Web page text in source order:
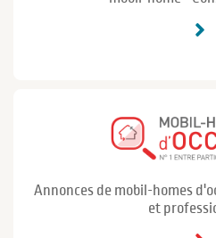
Annonces de mobil-homes
et